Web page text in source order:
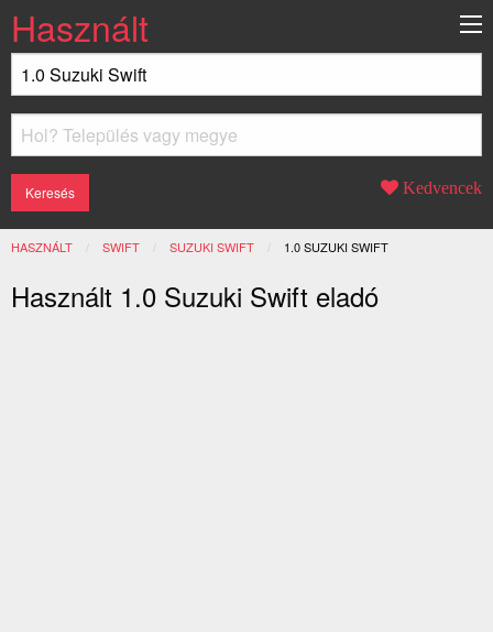
Használt
Kedvencek
HASZNÁLT SWIFT SUZUKI SWIFT JELENLEGI:
1.0 SUZUKI SWIFT
Használt 1.0 Suzuki Swift eladó